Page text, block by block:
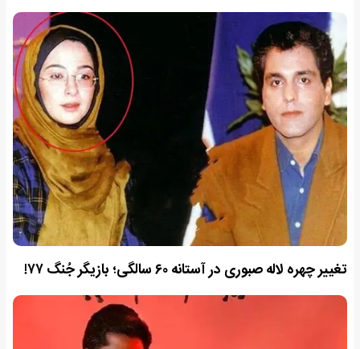
تغییر چهره لاله صبوری در آستانه ۶۰ سالگی؛ بازیگر جُنگ ۷۷!